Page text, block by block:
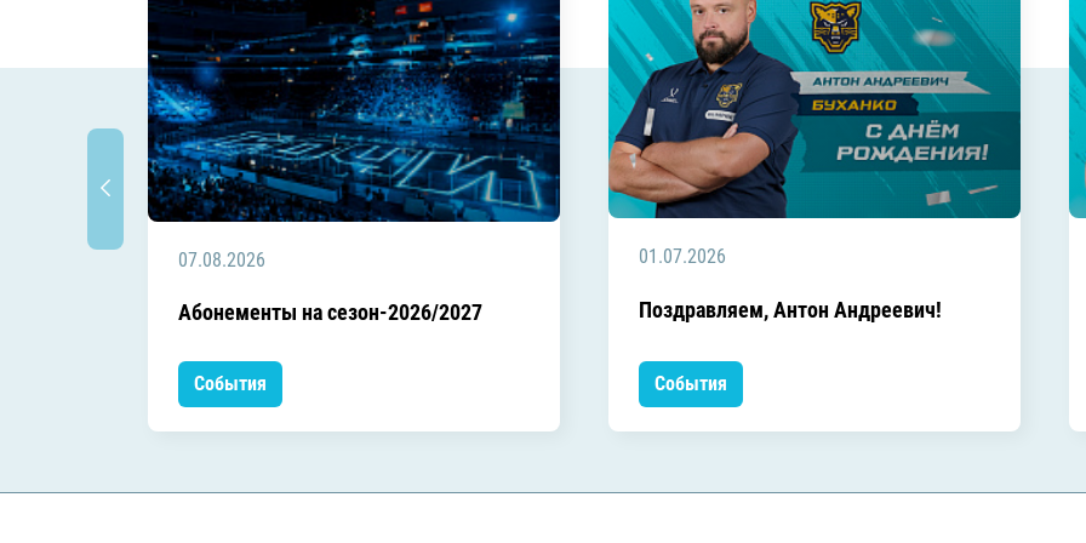
07.08.2026
Абонементы на сезон-2026/2027
События
01.07.2026
Поздравляем, Антон Андреевич!
События